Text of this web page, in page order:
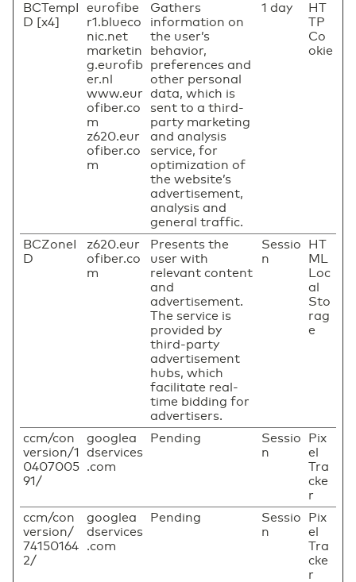
BCTempI
D [x4]
eurofibe
r1.blueco
nic.net
marketin
g.eurofib
er.nl
www.eur
ofiber.co
m
z620.eur
ofiber.co
m
Gathers
information on
the user’s
behavior,
preferences and
other personal
data, which is
sent to a third-
party marketing
and analysis
service, for
optimization of
the website’s
advertisement,
analysis and
general traffic.
1 day
HT
TP
Co
okie
BCZoneI
D
z620.eur
ofiber.co
m
Presents the
user with
relevant content
and
advertisement.
The service is
provided by
third-party
advertisement
hubs, which
facilitate real-
time bidding for
advertisers.
Sessio
n
HT
ML
Loc
al
Sto
rag
e
ccm/con
version/1
0407005
91/
googlea
dservices
.com
Pending
Sessio
n
Pix
el
Tra
cke
r
ccm/con
version/
74150164
2/
googlea
dservices
.com
Pending
Sessio
n
Pix
el
Tra
cke
r